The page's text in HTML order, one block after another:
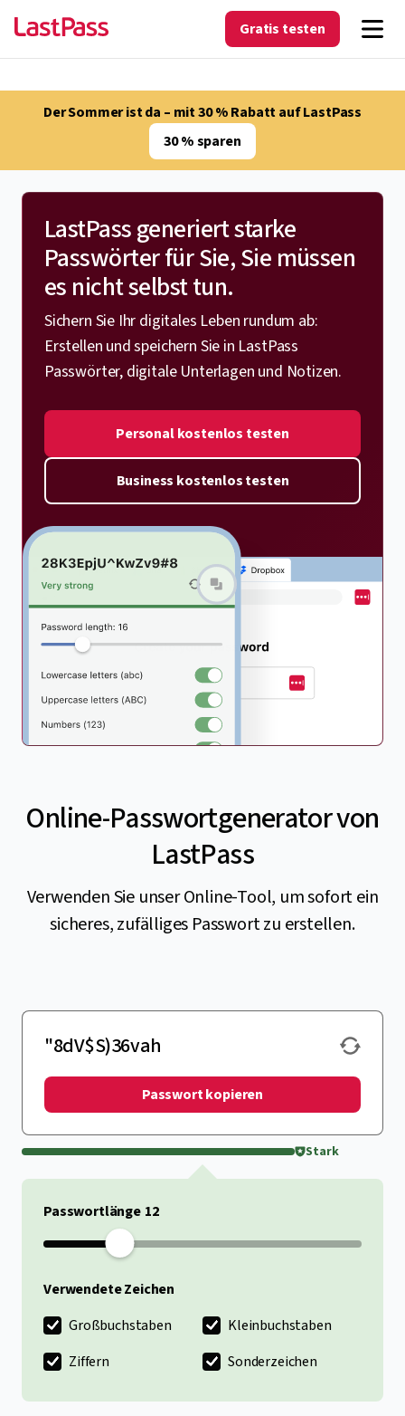
Gratis testen
Der Sommer ist da – mit 30 % Rabatt auf LastPass
30 % sparen
LastPass generiert starke
Passwörter für Sie, Sie müssen
es nicht selbst tun.
Sichern Sie Ihr digitales Leben rundum ab:
Erstellen und speichern Sie in LastPass
Passwörter, digitale Unterlagen und Notizen.
Personal kostenlos testen
Business kostenlos testen
Online-Passwortgenerator von
LastPass
Verwenden Sie unser Online-Tool, um sofort ein
sicheres, zufälliges Passwort zu erstellen.
Passwort kopieren
Stark
Passwortlänge
Verwendete Zeichen
Großbuchstaben
Kleinbuchstaben
Ziffern
Sonderzeichen